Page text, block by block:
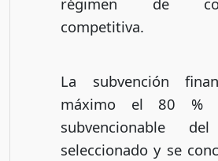
competitiva.
La subvención
máximo el 80 %
subvencionable
seleccionado y se